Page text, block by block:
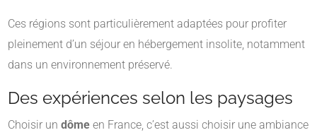
Ces régions sont particulièrement adaptées pour profiter
pleinement d’un séjour en hébergement insolite, notamment
dans un environnement préservé.
Des expériences selon les paysages
Choisir un dôme en France, c’est aussi choisir une ambiance